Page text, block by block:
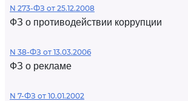
N 273-ФЗ от 25.12.2008
ФЗ о противодействии коррупции
N 38-ФЗ от 13.03.2006
ФЗ о рекламе
N 7-ФЗ от 10.01.2002